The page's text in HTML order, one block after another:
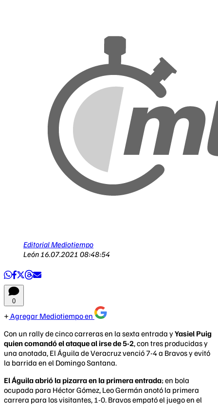
Editorial Mediotiempo
León 16.07.2021 08:48:54
0
Agregar Mediotiempo en
Con un rally de cinco carreras en la sexta entrada yYasiel Puig
quien comandó el ataque al irse de 5-2, con tres producidas y
una anotada, El Águila de Veracruz venció 7-4 a Bravos y evitó
la barrida en el Domingo Santana.
El Águila abrió la pizarra en la primera entrada; en bola
ocupada para Héctor Gómez, Leo Germán anotó la primera
carrera para los visitantes, 1-0. Bravos empató el juego en el